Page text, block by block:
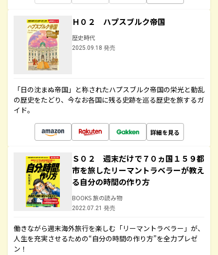
Ｈ０２ ハプスブルク帝国
歴史時代
2025.09.18 発売
「日の沈まぬ帝国」と称されたハプスブルク帝国の栄光と動乱
の歴史をたどり、今なお各国に残る史跡を巡る歴史を旅するガ
イド。
詳細を見る
Ｓ０２ 週末だけで７０ヵ国１５９都
市を旅したリーマントラベラーが教え
る自分の時間の作り方
BOOKS 旅の読み物
2022.07.21 発売
働きながら週末海外旅行を楽しむ「リーマントラベラー」が、
人生を充実させるための“自分の時間の作り方”を全力プレゼ
ン！